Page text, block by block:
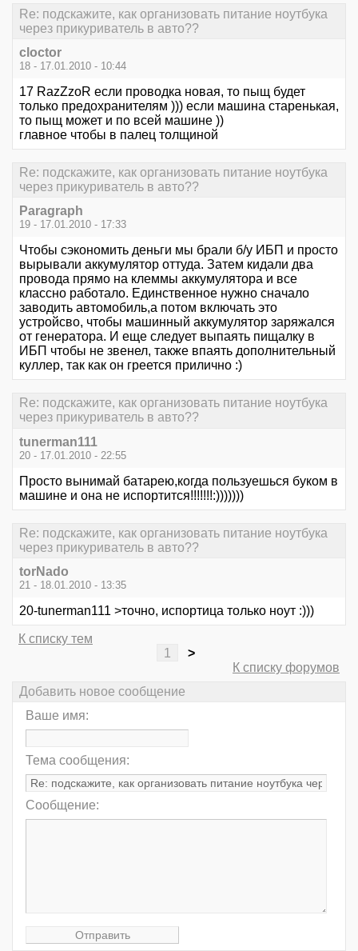
Re: подскажите, как организовать питание ноутбука
через прикуриватель в авто??
cloctor
18 - 17.01.2010 - 10:44
17 RazZzoR если проводка новая, то пыщ будет
только предохранителям ))) если машина старенькая,
то пыщ может и по всей машине ))
главное чтобы в палец толщиной
Re: подскажите, как организовать питание ноутбука
через прикуриватель в авто??
Paragraph
19 - 17.01.2010 - 17:33
Чтобы сэкономить деньги мы брали б/у ИБП и просто
вырывали аккумулятор оттуда. Затем кидали два
провода прямо на клеммы аккумулятора и все
классно работало. Единственное нужно сначало
заводить автомобиль,а потом включать это
устройсво, чтобы машинный аккумулятор заряжался
от генератора. И еще следует выпаять пищалку в
ИБП чтобы не звенел, также впаять дополнительный
куллер, так как он греется прилично :)
Re: подскажите, как организовать питание ноутбука
через прикуриватель в авто??
tunerman111
20 - 17.01.2010 - 22:55
Просто вынимай батарею,когда пользуешься буком в
машине и она не испортится!!!!!!!:)))))))
Re: подскажите, как организовать питание ноутбука
через прикуриватель в авто??
torNado
21 - 18.01.2010 - 13:35
20-tunerman111 >точно, испортица только ноут :)))
К списку тем
1
>
К списку форумов
Добавить новое сообщение
Ваше имя:
Тема сообщения:
Сообщение: